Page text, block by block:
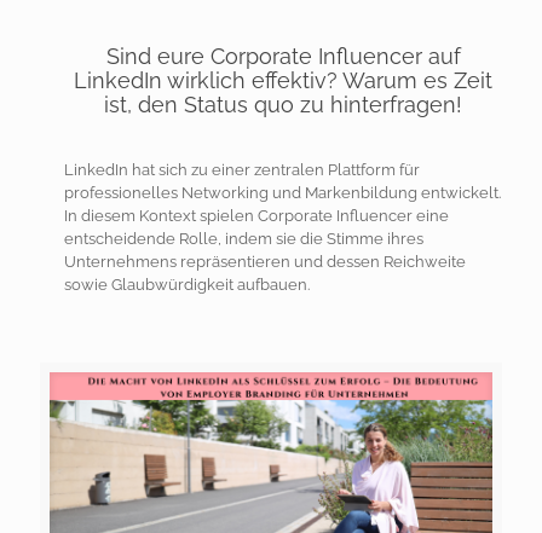
Sind eure Corporate Influencer auf
LinkedIn wirklich effektiv? Warum es Zeit
ist, den Status quo zu hinterfragen!
LinkedIn hat sich zu einer zentralen Plattform für
professionelles Networking und Markenbildung entwickelt.
In diesem Kontext spielen Corporate Influencer eine
entscheidende Rolle, indem sie die Stimme ihres
Unternehmens repräsentieren und dessen Reichweite
sowie Glaubwürdigkeit aufbauen.